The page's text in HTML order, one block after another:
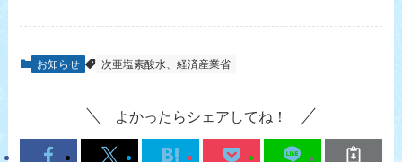
お知らせ 次亜塩素酸水、経済産業省
よかったらシェアしてね！